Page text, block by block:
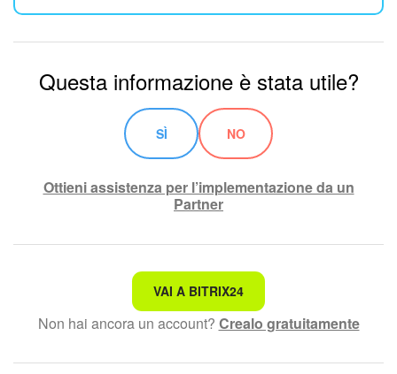
Questa informazione è stata utile?
SÌ NO
Ottieni assistenza per l’implementazione da un
Partner
Non è quello che sto cercando.
Testo complesso e incomprensibile
Le informazioni sono obsolete.
VAI A BITRIX24
Non hai ancora un account? Crealo gratuitamente